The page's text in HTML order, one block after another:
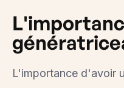
L'importance d'avoir